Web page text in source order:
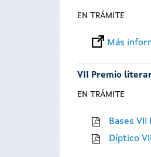
EN TRÁMITE
Más
VII Premio
EN TRÁMITE
Bases
Díptico